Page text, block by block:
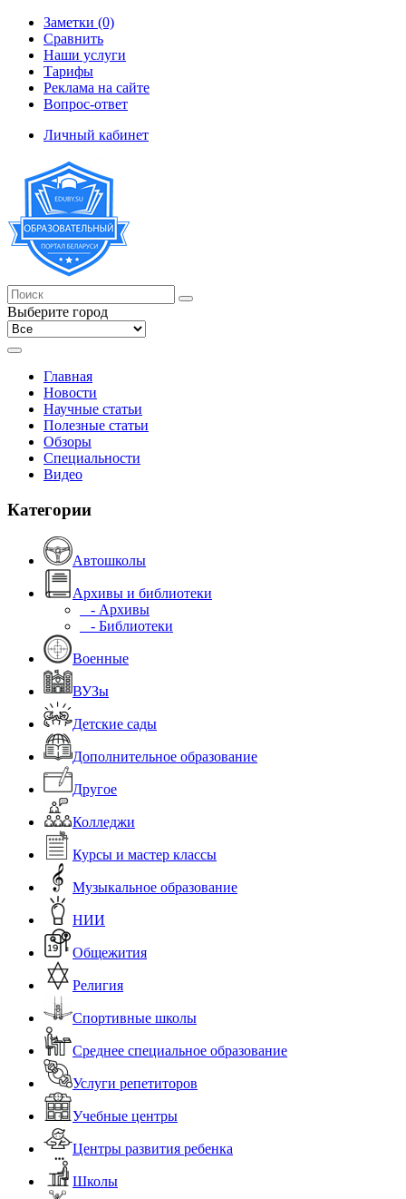
Заметки (0)
Сравнить
Наши услуги
Тарифы
Реклама на сайте
Вопрос-ответ
Личный кабинет
Выберите город
Главная
Новости
Научные статьи
Полезные статьи
Обзоры
Специальности
Видео
Категории
Автошколы
Архивы и библиотеки
- Архивы
- Библиотеки
Военные
ВУЗы
Детские сады
Дополнительное образование
Другое
Колледжи
Курсы и мастер классы
Музыкальное образование
НИИ
Общежития
Религия
Спортивные школы
Среднее специальное образование
Услуги репетиторов
Учебные центры
Центры развития ребенка
Школы